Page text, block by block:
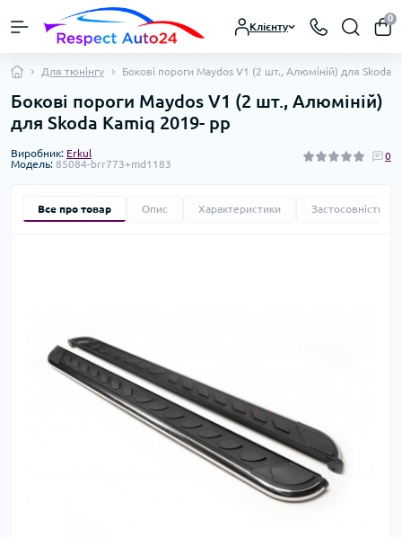
Клієнту
0
Для тюнінгу Бокові пороги Maydos V1 (2 шт., Алюміній) для Skoda
Бокові пороги Maydos V1 (2 шт., Алюміній)
для Skoda Kamiq 2019- рр
Виробник: Erkul
Модель: 85084-brr773+md1183
0
Все про товар Опис Характеристики Застосовність